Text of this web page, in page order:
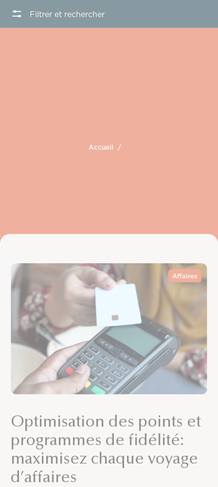
Accueil /
Affaires
Optimisation des points et
programmes de fidélité:
maximisez chaque voyage
d’affaires
Filtrer et rechercher